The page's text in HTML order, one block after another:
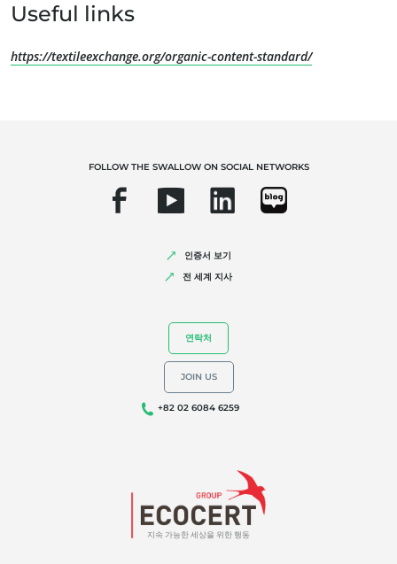
Useful links
https://textileexchange.org/organic-content-standard/
지속 가능한 세상을 위한 행동
FOLLOW THE SWALLOW ON SOCIAL NETWORKS
인증서 보기
전 세계 지사
연락처
JOIN US
+82 02 6084 6259